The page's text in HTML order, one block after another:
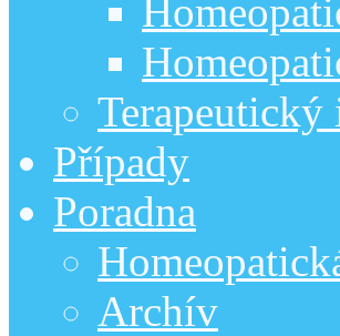
Terapeutický
Případy
Poradna
Archív